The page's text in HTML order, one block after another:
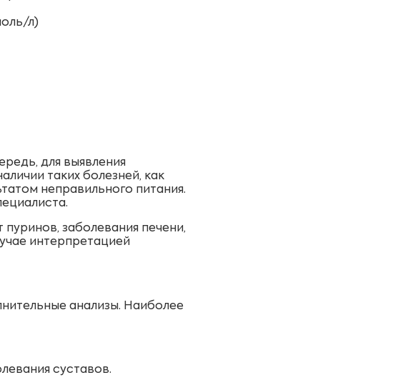
л)
для выявления
таких болезней, как
неправильного питания.
заболевания печени,
интерпретацией
анализы. Наиболее
суставов.